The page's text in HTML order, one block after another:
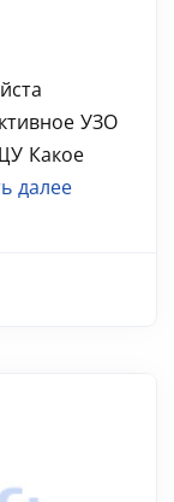
УЗО
Какое
далее